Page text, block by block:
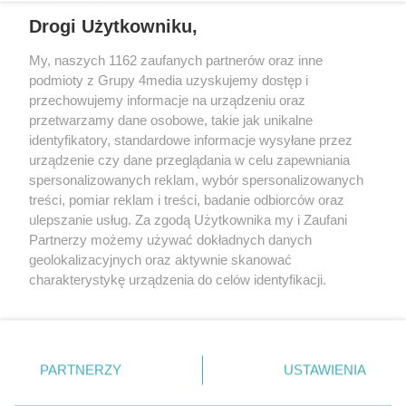
Redakcja Reklama Prywatność
Praca Łódź
the:protocol
Facebook.com
Youtube.com
Drogi Użytkowniku,
My, naszych 1162 zaufanych partnerów oraz inne
podmioty z Grupy 4media uzyskujemy dostęp i
przechowujemy informacje na urządzeniu oraz
przetwarzamy dane osobowe, takie jak unikalne
identyfikatory, standardowe informacje wysyłane przez
urządzenie czy dane przeglądania w celu zapewniania
spersonalizowanych reklam, wybór spersonalizowanych
treści, pomiar reklam i treści, badanie odbiorców oraz
ulepszanie usług. Za zgodą Użytkownika my i Zaufani
Partnerzy możemy używać dokładnych danych
geolokalizacyjnych oraz aktywnie skanować
charakterystykę urządzenia do celów identyfikacji.
zmienić/wycofać klikając przycisk ustawień prywatności
znajdujący się w lewym dolnym rogu strony
. Niektóre
PARTNERZY USTAWIENIA